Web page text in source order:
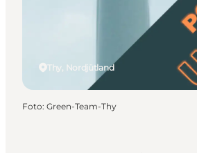
Pauschalreisen / Urlaub
Planen Sie Ihre Reise
Thy, Nordjütland
Foto: Green-Team-Thy